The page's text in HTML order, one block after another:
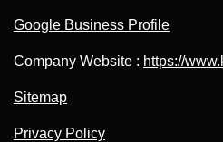
Google Business Profile
Company Website : https://
Sitemap
Privacy Policy